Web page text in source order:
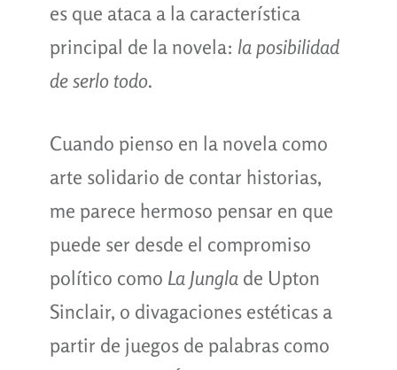
es que ataca a la característica
principal de la novela: la posibilidad
de serlo todo.
Cuando pienso en la novela como
arte solidario de contar historias,
me parece hermoso pensar en que
puede ser desde el compromiso
político como La Junglade Upton
Sinclair, o divagaciones estéticas a
partir de juegos de palabras como